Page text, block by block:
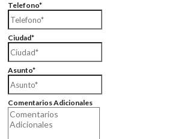
Telefono*
Ciudad*
Asunto*
Comentarios Adicionales